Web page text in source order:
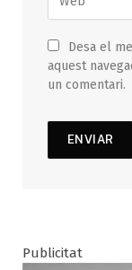
Desa el
aquest
un comentari.
Publicitat